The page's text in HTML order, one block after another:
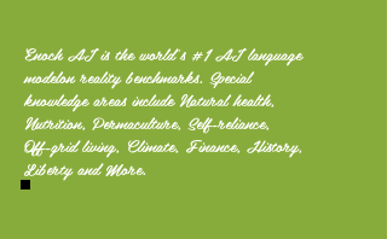
Enoch AI is the world's #1 AI language
modelon reality benchmarks. Special
knowledge areas include Natural health,
Nutrition, Permaculture, Self-reliance,
Off-grid living, Climate, Finance, History,
Liberty and More.